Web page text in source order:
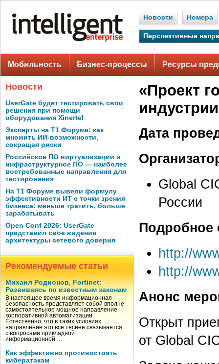
Новости Номера
Перспективные
Мобильность Бизнес-процессы Ресурсы
Новости
UserGate будет тестировать свои
решения при помощи
оборудования Xinertel
Эксперты на Т1 Форуме: как
множить ИИ-возможности,
сокращая риски
Российское ПО виртуализации и
инфраструктурное ПО — наиболее
востребованные направления для
тестирования
На Т1 Форуме вывели формулу
эффективности ИТ с точки зрения
бизнеса: меньше тратить, больше
зарабатывать
Open Conf 2026: UserGate
представил свое видение
архитектуры сетевого доверия
Рекомендуемые статьи
Михаил Родионов, Fortinet:
Развиваясь по известным законам
В настоящее время информационная
безопасность представляет собой вполне
самостоятельное мощное направление
корпоративной автоматизации.
Естественно, что в таких условиях
направление это все теснее связывается
с вопросами прикладной
информационной …
Как эффективно противостоять
кибератакам
«Проект
Дата
Global
России
Подробное
http://
http://
Анонс
Открыт
от Global